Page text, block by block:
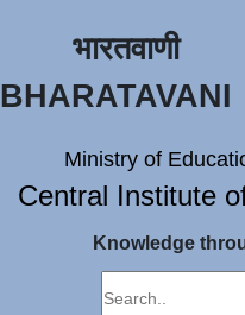
भारतवाणी
BHARATAVANI
Ministry of
Central Institute
Knowledge